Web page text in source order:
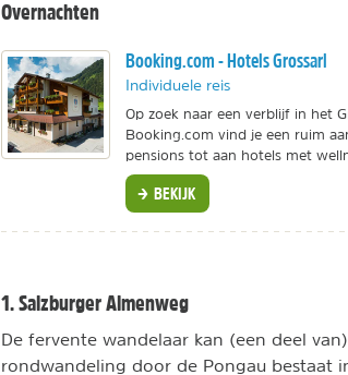
Overnachten
Booking.com - Hotels Grossarl
Individuele reis
Op zoek naar een verblijf in het
Booking.com vind je een ruim
pensions tot aan hotels met
BEKIJK
1. Salzburger Almenweg
De fervente wandelaar kan (een deel
rondwandeling door de Pongau bestaat